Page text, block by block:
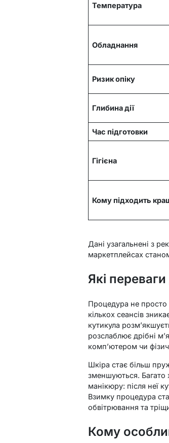
Температура
Обладнання
Ризик опіку
Глибина дії
Час підготовки
Гігієна
Кому підходить
Дані узагальнені з
маркетплейсах
Які
Процедура не просто
кількох сеансів
кутикула
розслаблює дрібні
комп’ютером чи
Шкіра стає більш
зменшуються. Багато
манікюру: після неї
Взимку процедура
обвітрювання та
Кому